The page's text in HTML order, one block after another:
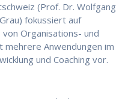
(Prof. Dr. Wolfgang
fokussiert auf
Organisations- und
Anwendungen im
und Coaching vor.